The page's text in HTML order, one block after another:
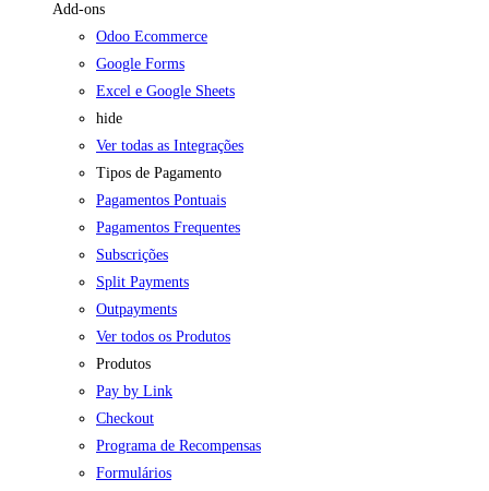
Add-ons
Odoo Ecommerce
Google Forms
Excel e Google Sheets
hide
Ver todas as Integrações
Tipos de Pagamento
Pagamentos Pontuais
Pagamentos Frequentes
Subscrições
Split Payments
Outpayments
Ver todos os Produtos
Produtos
Pay by Link
Checkout
Programa de Recompensas
Formulários